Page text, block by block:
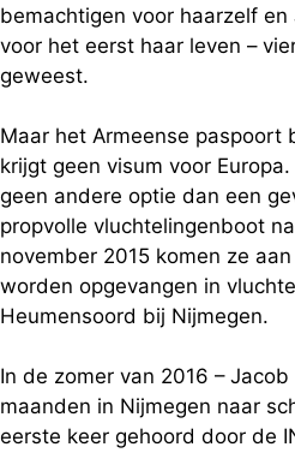
bemachtigen voor haarzelf
voor het eerst haar leven –
geweest.
Maar het Armeense paspoort
krijgt geen visum voor
geen andere optie dan een
propvolle vluchtelingenboot
november 2015 komen ze
worden opgevangen in
Heumensoord bij Nijmegen.
In de zomer van 2016 –
maanden in Nijmegen naar
eerste keer gehoord door de